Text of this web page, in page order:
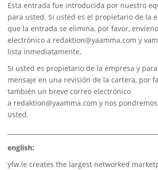
Esta entrada fue introducida por nuestro
para usted. Si usted es el propietario de la
que la entrada se elimina, por favor,
electrónico a redaktion@yaamma.com y
lista inmediatamente.
Si usted es propietario de la empresa y
mensaje en una revisión de la cartera, por
también un breve correo electrónico
a redaktion@yaamma.com y nos
usted.
english:
yfw.ie creates the largest networked